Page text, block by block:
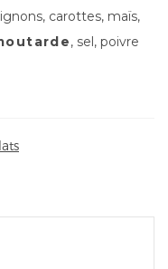
carottes, maïs,
, sel, poivre